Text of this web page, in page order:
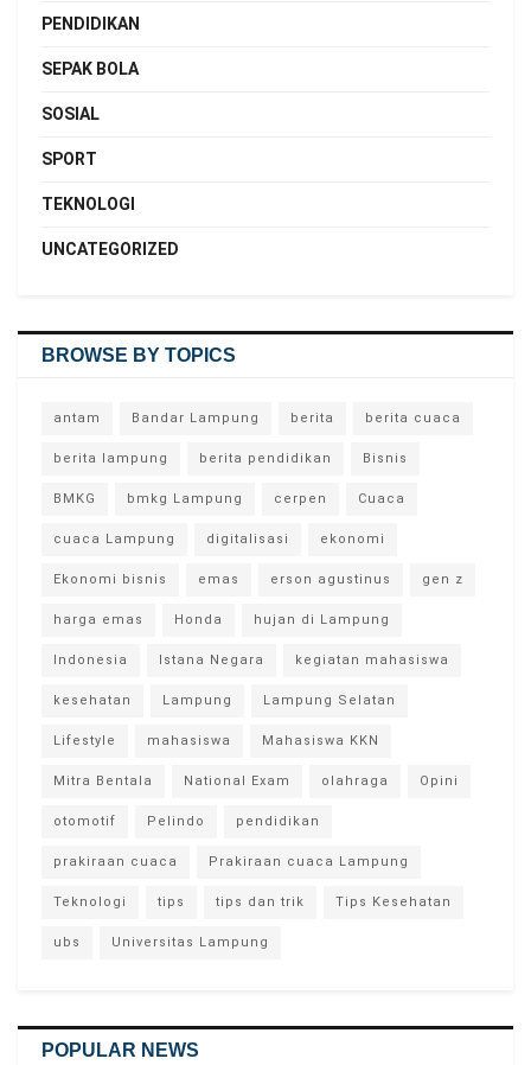
PENDIDIKAN
SEPAK BOLA
SOSIAL
SPORT
TEKNOLOGI
UNCATEGORIZED
BROWSE BY TOPICS
antam Bandar Lampung berita berita cuaca
berita lampung berita pendidikan Bisnis
BMKG bmkg Lampung cerpen Cuaca
cuaca Lampung digitalisasi ekonomi
Ekonomi bisnis emas erson agustinus gen z
harga emas Honda hujan di Lampung
Indonesia Istana Negara kegiatan mahasiswa
kesehatan Lampung Lampung Selatan
Lifestyle mahasiswa Mahasiswa KKN
Mitra Bentala National Exam olahraga Opini
otomotif Pelindo pendidikan
prakiraan cuaca Prakiraan cuaca Lampung
Teknologi tips tips dan trik Tips Kesehatan
ubs Universitas Lampung
POPULAR NEWS